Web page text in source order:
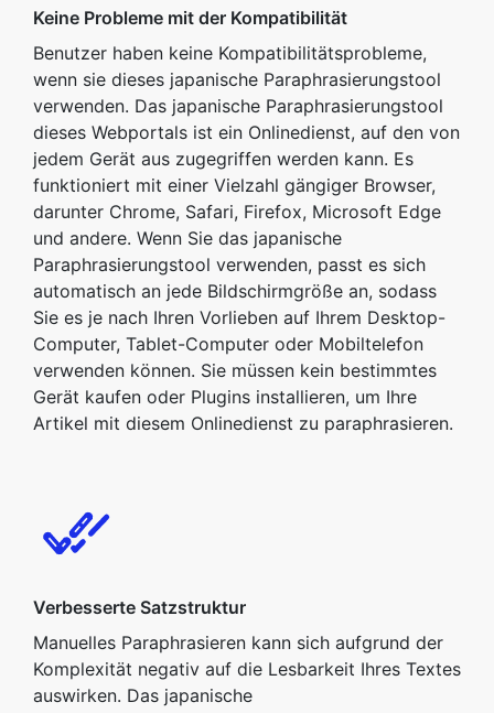
Keine Probleme mit der Kompatibilität
Benutzer haben keine Kompatibilitätsprobleme,
wenn sie dieses japanische Paraphrasierungstool
verwenden. Das japanische Paraphrasierungstool
dieses Webportals ist ein Onlinedienst, auf den von
jedem Gerät aus zugegriffen werden kann. Es
funktioniert mit einer Vielzahl gängiger Browser,
darunter Chrome, Safari, Firefox, Microsoft Edge
und andere. Wenn Sie das japanische
Paraphrasierungstool verwenden, passt es sich
automatisch an jede Bildschirmgröße an, sodass
Sie es je nach Ihren Vorlieben auf Ihrem Desktop-
Computer, Tablet-Computer oder Mobiltelefon
verwenden können. Sie müssen kein bestimmtes
Gerät kaufen oder Plugins installieren, um Ihre
Artikel mit diesem Onlinedienst zu paraphrasieren.
Verbesserte Satzstruktur
Manuelles Paraphrasieren kann sich aufgrund der
Komplexität negativ auf die Lesbarkeit Ihres Textes
auswirken. Das japanische